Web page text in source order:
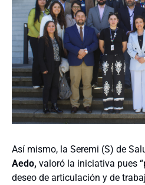
Así mismo, la Seremi (S) de
Aedo, valoró la iniciativa pues
deseo de articulación y de